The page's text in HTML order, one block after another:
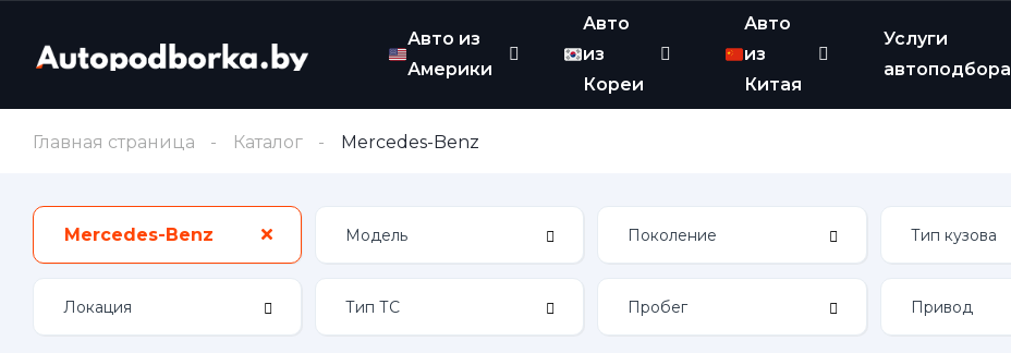
Авто из
Америки
Авто
из
Кореи
Авто
из
Китая
Услуги
автоподбора
Главная страница Каталог Mercedes-Benz
Mercedes-Benz